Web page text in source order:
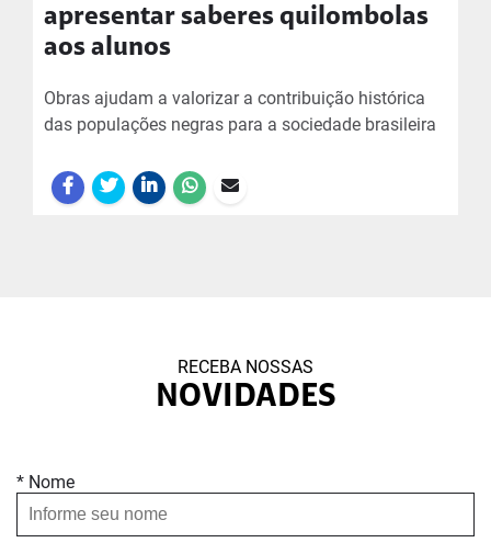
apresentar saberes quilombolas
aos alunos
Obras ajudam a valorizar a contribuição histórica
das populações negras para a sociedade brasileira
RECEBA NOSSAS
NOVIDADES
* Nome